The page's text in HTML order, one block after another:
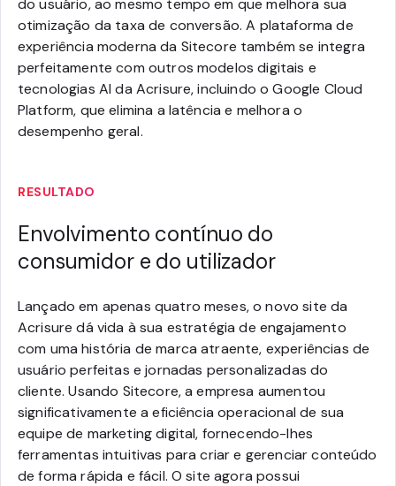
otimização da taxa de conversão. A plataforma de
experiência moderna da Sitecore também se integra
perfeitamente com outros modelos digitais e
tecnologias AI da Acrisure, incluindo o Google Cloud
Platform, que elimina a latência e melhora o
desempenho geral.
RESULTADO
Envolvimento contínuo do
consumidor e do utilizador
Lançado em apenas quatro meses, o novo site da
Acrisure dá vida à sua estratégia de engajamento
com uma história de marca atraente, experiências de
usuário perfeitas e jornadas personalizadas do
cliente. Usando Sitecore, a empresa aumentou
significativamente a eficiência operacional de sua
equipe de marketing digital, fornecendo-lhes
ferramentas intuitivas para criar e gerenciar conteúdo
de forma rápida e fácil. O site agora possui